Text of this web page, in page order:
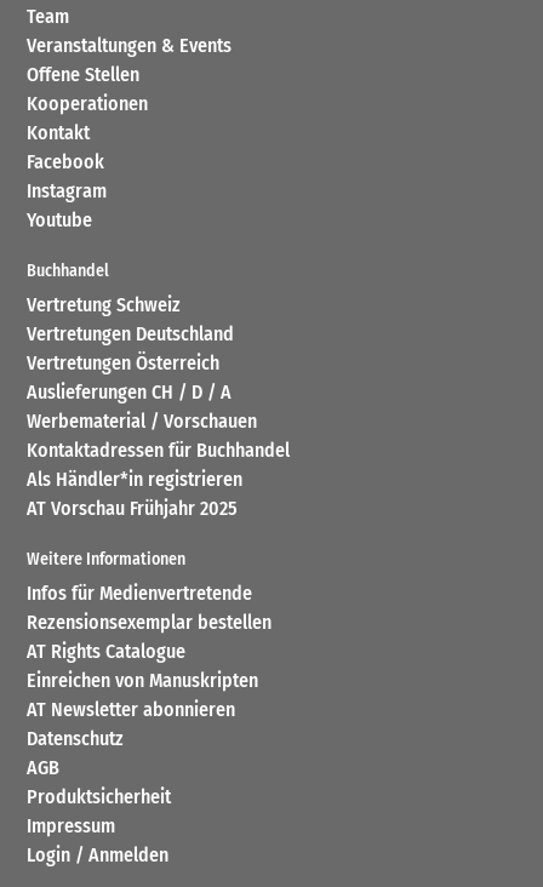
Team
Veranstaltungen & Events
Offene Stellen
Kooperationen
Kontakt
Facebook
Instagram
Youtube
Buchhandel
Vertretung Schweiz
Vertretungen Deutschland
Vertretungen Österreich
Auslieferungen CH / D / A
Werbematerial / Vorschauen
Kontaktadressen für Buchhandel
Als Händler*in registrieren
AT Vorschau Frühjahr 2025
Weitere Informationen
Infos für Medienvertretende
Rezensionsexemplar bestellen
AT Rights Catalogue
Einreichen von Manuskripten
AT Newsletter abonnieren
Datenschutz
AGB
Produktsicherheit
Impressum
Login / Anmelden